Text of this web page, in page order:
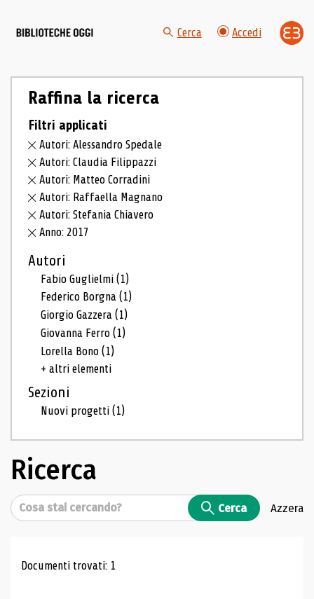
Cerca Accedi
Raffina la ricerca
Filtri applicati
Autori: Alessandro Spedale
Autori: Claudia Filippazzi
Autori: Matteo Corradini
Autori: Raffaella Magnano
Autori: Stefania Chiavero
Anno: 2017
Autori
Fabio Guglielmi(1)
Federico Borgna(1)
Giorgio Gazzera(1)
Giovanna Ferro(1)
Lorella Bono(1)
+ altri elementi
Sezioni
Nuovi progetti(1)
Ricerca
Cerca Cerca Azzera
Risultati di ricerca
Documenti trovati: 1